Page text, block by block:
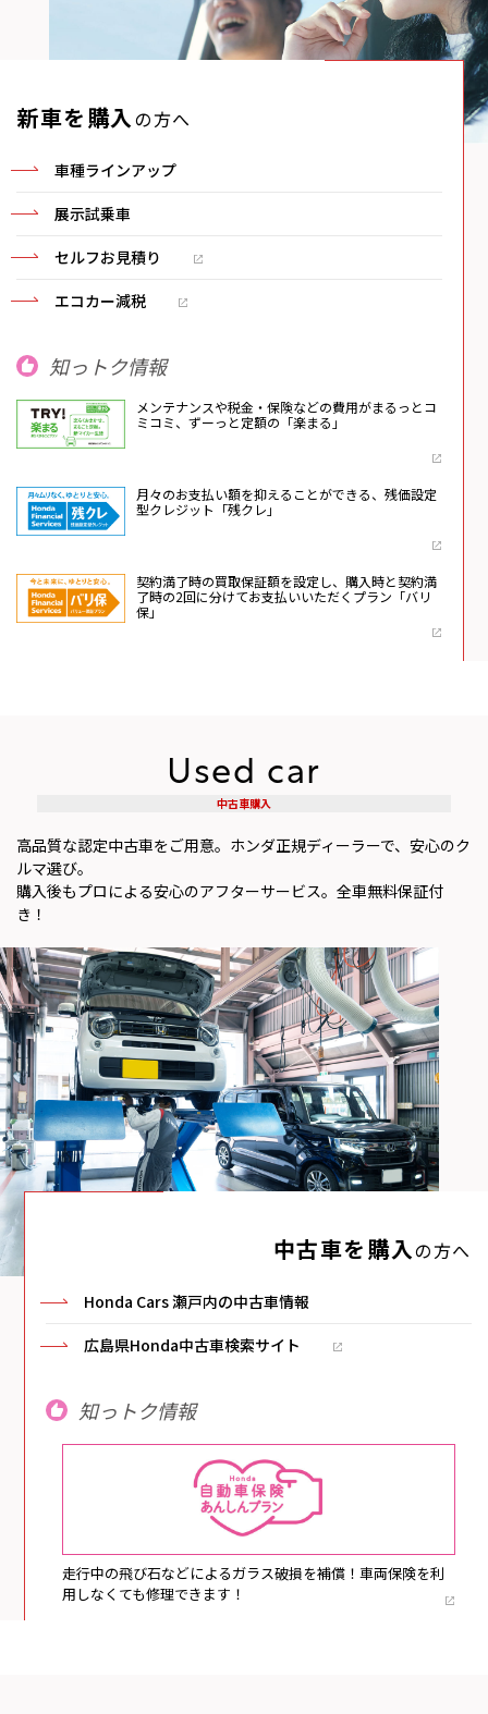
新車を購入の方へ
車種ラインアップ
展示試乗車
セルフお見積り
エコカー減税
知っトク情報
メンテナンスや税金・保険などの費用がまるっとコ
ミコミ、ずーっと定額の「楽まる」
⽉々のお⽀払い額を抑えることができる、残価設定
型クレジット「残クレ」
契約満了時の買取保証額を設定し、購入時と契約満
了時の2回に分けてお支払いいただくプラン「バリ
保」
Used car
中古車購入
高品質な認定中古車をご用意。ホンダ正規ディーラーで、安心のク
ルマ選び。
購入後もプロによる安心のアフターサービス。全車無料保証付
き！
中古車を購入の方へ
Honda Cars 瀬戸内の中古車情報
広島県Honda中古車検索サイト
知っトク情報
走行中の飛び石などによるガラス破損を補償！車両保険を利
用しなくても修理できます！